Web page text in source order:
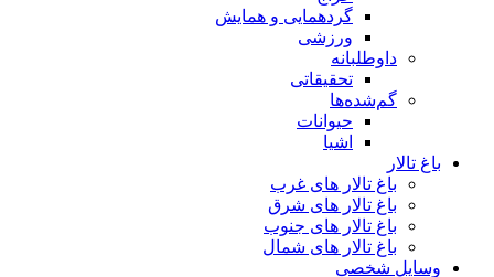
گردهمایی و همایش
ورزشی
داوطلبانه
تحقیقاتی
گم‌شده‌ها
حیوانات
اشیا
باغ تالار
باغ تالار های غرب
باغ تالار های شرق
باغ تالار های جنوب
باغ تالار های شمال
وسایل شخصی